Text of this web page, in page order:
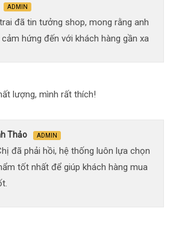
ADMIN
đã tin tưởng shop, mong rằng anh
hứng đến với khách hàng gần xa
lượng, mình rất thích!
Thảo ADMIN
đã phải hồi, hệ thống luôn lựa chọn
tốt nhất để giúp khách hàng mua